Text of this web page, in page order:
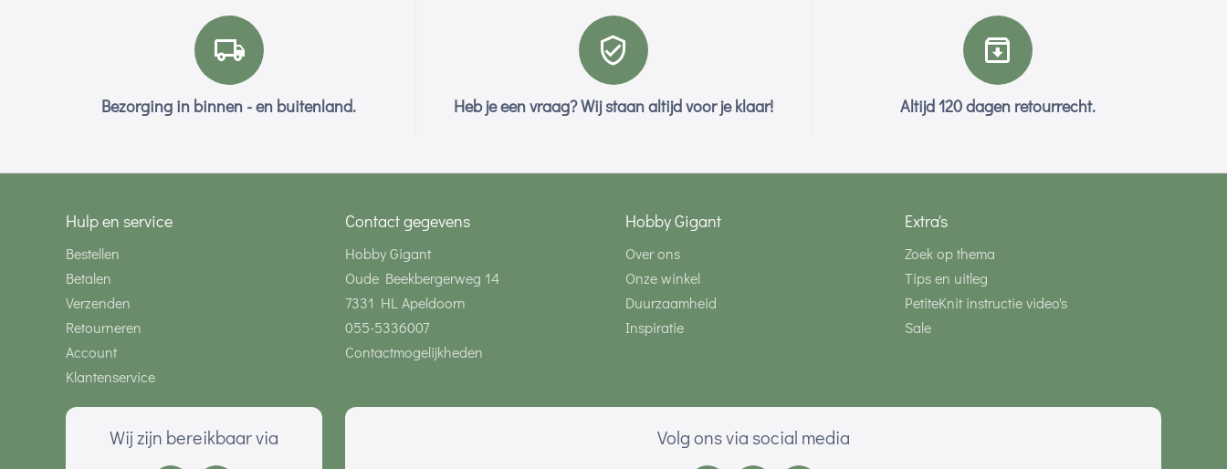
Bezorging in binnen - en buitenland. Heb je een vraag? Wij staan altijd voor je klaar! Altijd 120 dagen retourrecht.
Hulp en service
Bestellen
Betalen
Verzenden
Retourneren
Account
Klantenservice
Contact gegevens
Hobby Gigant
Oude Beekbergerweg 14
7331 HL Apeldoorn
055-5336007
Contactmogelijkheden
Hobby Gigant
Over ons
Onze winkel
Duurzaamheid
Inspiratie
Extra's
Zoek op thema
Tips en uitleg
PetiteKnit instructie video's
Sale
Wij zijn bereikbaar via Volg ons via social media